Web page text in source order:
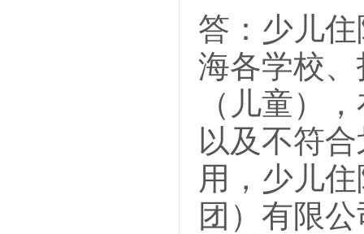
答：少儿
海各学校
（儿童）
以及不符
用，少儿
团）有限